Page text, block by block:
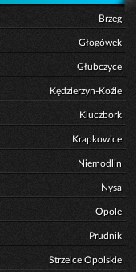
Brzeg
Głogówek
Głubczyce
Kędzierzyn-Koźle
Kluczbork
Krapkowice
Niemodlin
Nysa
Opole
Prudnik
Strzelce Opolskie